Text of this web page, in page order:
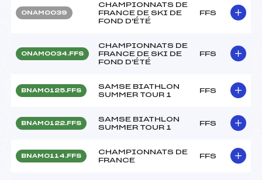
ONAM0039
CHAMPIONNATS DE
FRANCE DE SKI DE
FOND D'ÉTÉ
FFS
ONAM0034.FFS
CHAMPIONNATS DE
FRANCE DE SKI DE
FOND D'ÉTÉ
FFS
BNAM0125.FFS
SAMSE BIATHLON
SUMMER TOUR 1
FFS
BNAM0122.FFS
SAMSE BIATHLON
SUMMER TOUR 1
FFS
BNAM0114.FFS
CHAMPIONNATS DE
FRANCE
FFS